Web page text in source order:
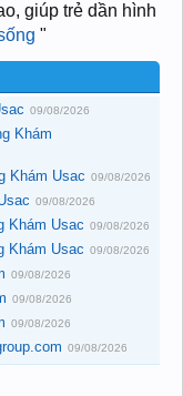
giúp trẻ dần hình
"
09/08/2026
Khám
Khám Usac 09/08/2026
09/08/2026
Khám Usac 09/08/2026
Khám Usac 09/08/2026
09/08/2026
09/08/2026
09/08/2026
09/08/2026